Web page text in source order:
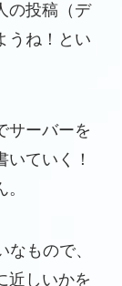
の投稿（デ
うね！とい
サーバーを
ていく！
もので、
近しいかを